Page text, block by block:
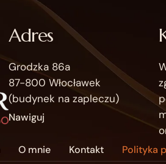
Adres
Grodzka 86a
87-800 Włocławek
(budynek na zapleczu)
Nawiguj
O mnie Kontakt Polityka